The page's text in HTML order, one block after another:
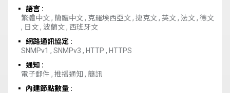
語言
繁體中文, 簡體中文, 克羅埃西亞文, 捷克文, 英文, 法文, 德文
, 日文, 波蘭文, 西班牙文
網路通訊協定
SNMPv1 , SNMPv3 , HTTP , HTTPS
通知
電子郵件 , 推播通知 , 簡訊
內建節點數量